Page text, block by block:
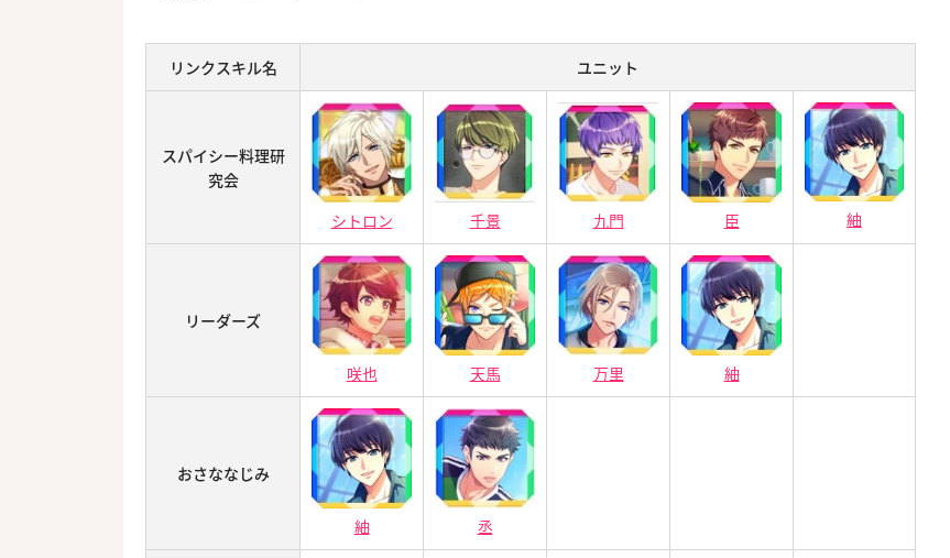
リンクスキル名 ユニット
スパイシー料理研
究会
シトロン
千景 九門 臣 紬
リーダーズ
咲也 天馬 万里 紬
おさななじみ
紬 丞